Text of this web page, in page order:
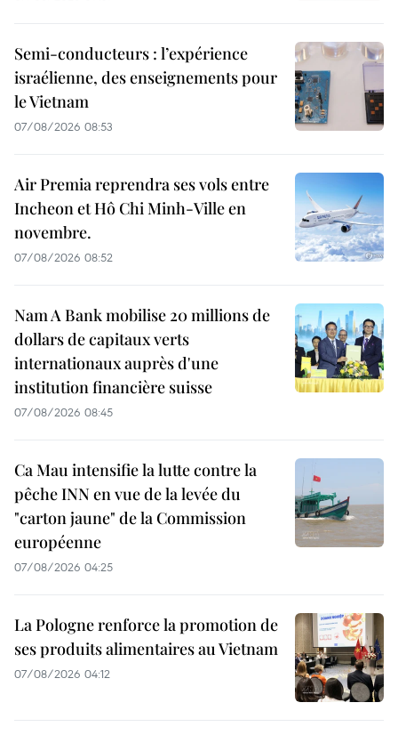
Semi-conducteurs : l’expérience
israélienne, des enseignements pour
le Vietnam
07/08/2026 08:53
Air Premia reprendra ses vols entre
Incheon et Hô Chi Minh-Ville en
novembre.
07/08/2026 08:52
Nam A Bank mobilise 20 millions de
dollars de capitaux verts
internationaux auprès d'une
institution financière suisse
07/08/2026 08:45
Ca Mau intensifie la lutte contre la
pêche INN en vue de la levée du
"carton jaune" de la Commission
européenne
07/08/2026 04:25
La Pologne renforce la promotion de
ses produits alimentaires au Vietnam
07/08/2026 04:12